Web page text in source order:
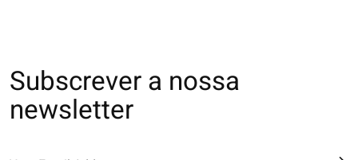
Subscrever a nossa
newsletter